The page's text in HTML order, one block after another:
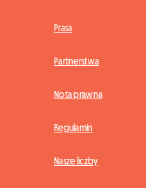
Prasa
Partnerstwa
Nota prawna
Regulamin
Nasze liczby